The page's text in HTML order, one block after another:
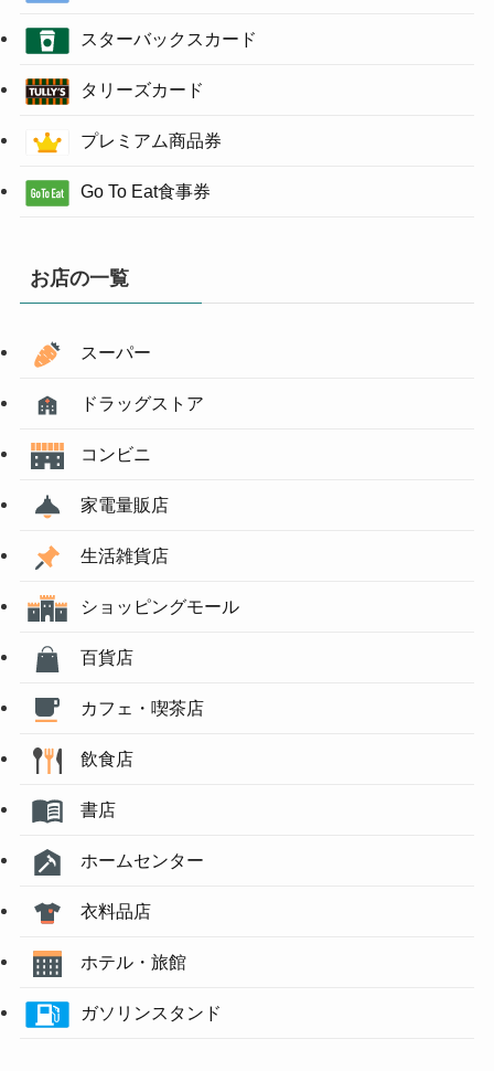
スターバックスカード
タリーズカード
プレミアム商品券
Go To Eat食事券
お店の一覧
スーパー
ドラッグストア
コンビニ
家電量販店
生活雑貨店
ショッピングモール
百貨店
カフェ・喫茶店
飲食店
書店
ホームセンター
衣料品店
ホテル・旅館
ガソリンスタンド